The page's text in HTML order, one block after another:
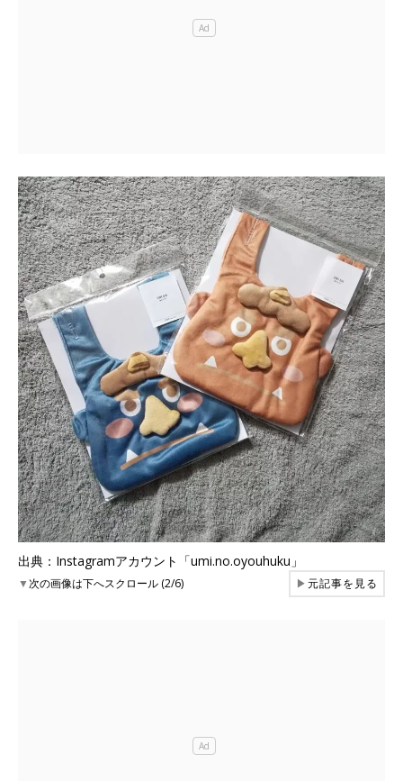
出典：Instagramアカウント「umi.no.oyouhuku」
▼次の画像は下へスクロール (2/6) ▶元記事を見る